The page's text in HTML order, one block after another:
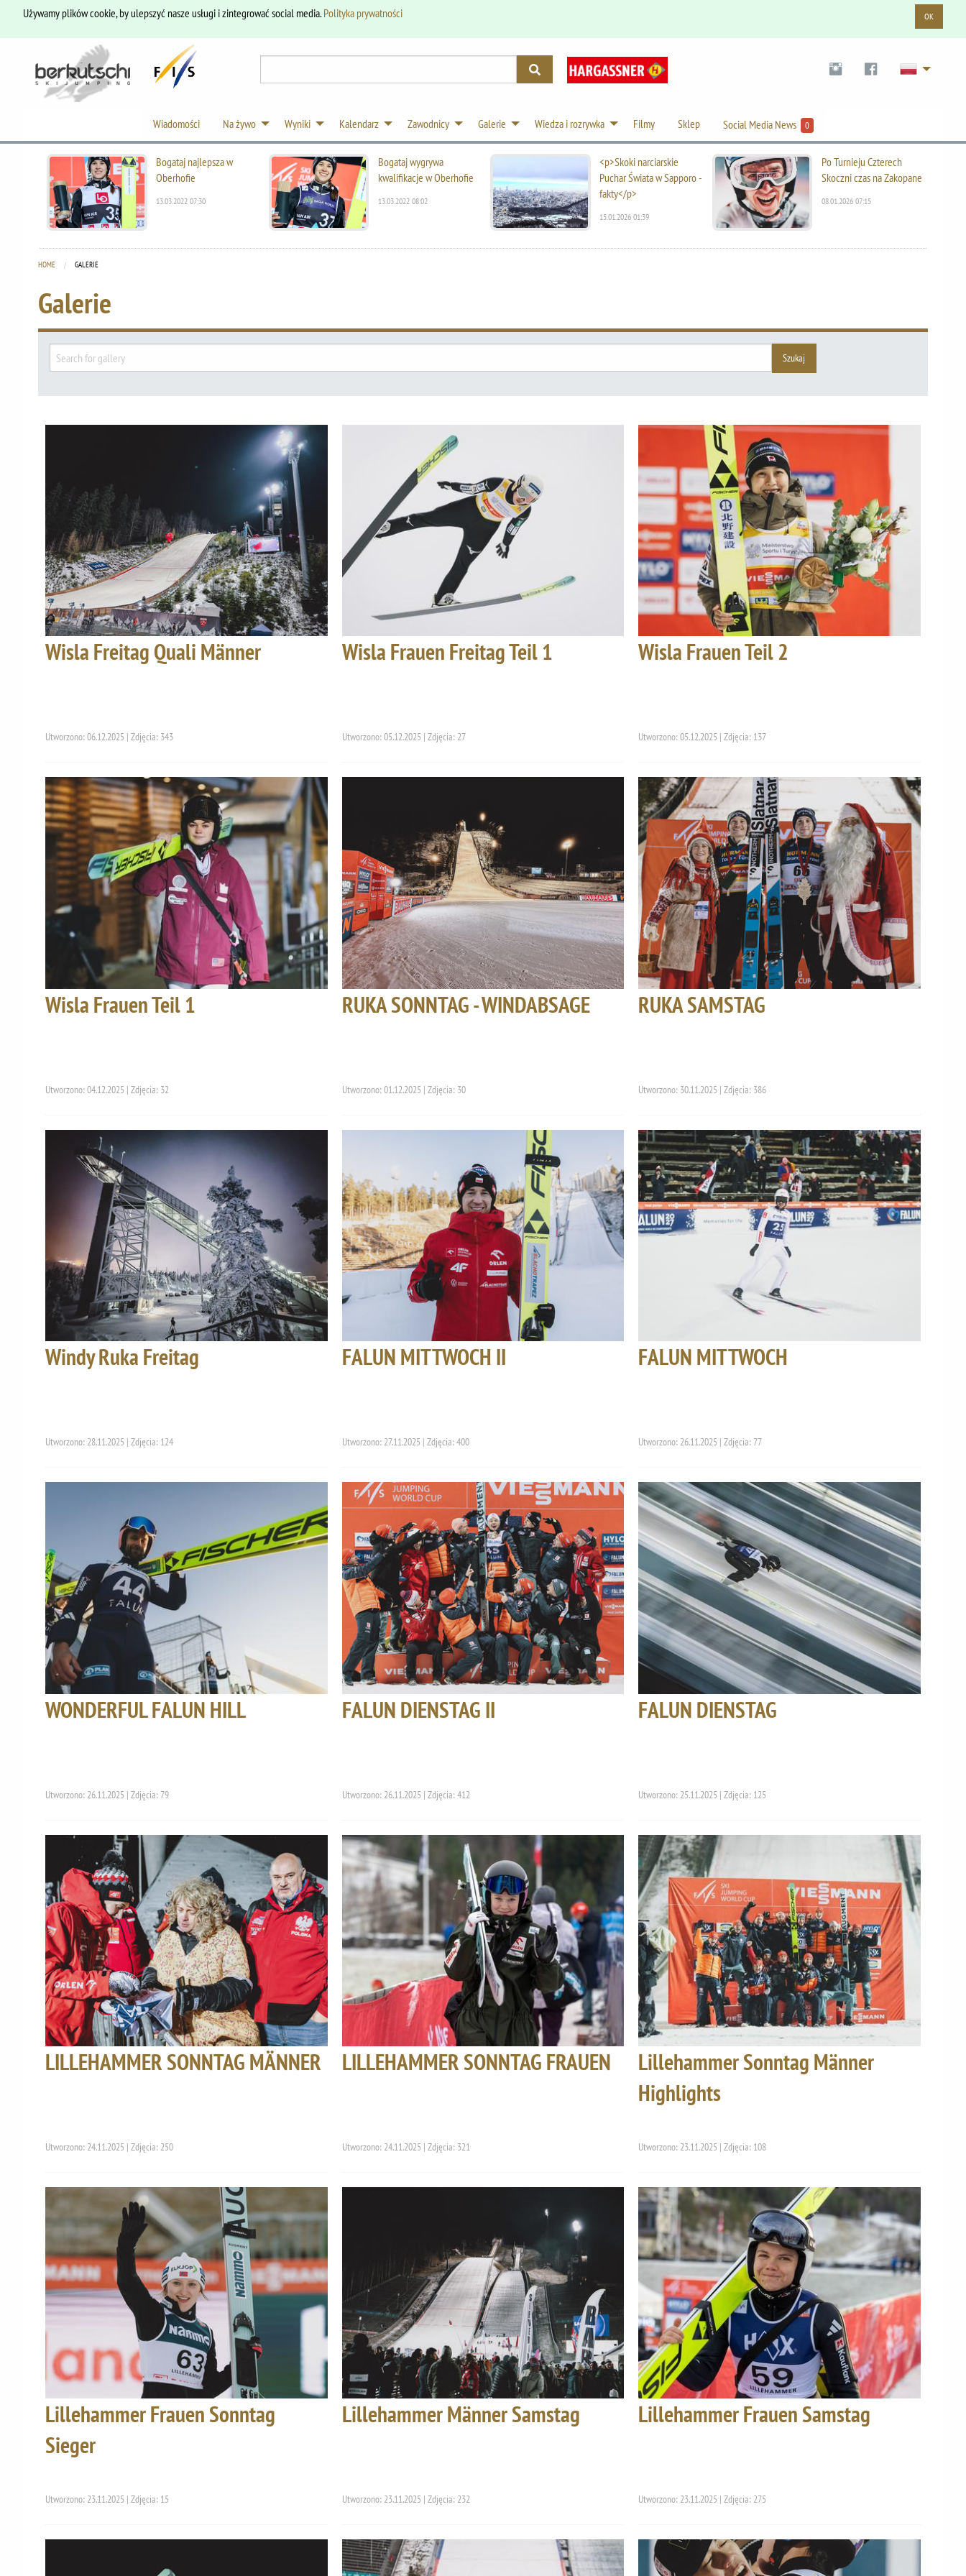
Używamy plików cookie, by ulepszyć nasze usługi i zintegrować social media.Polityka prywatności OK
Wiadomości Na żywo Wyniki Kalendarz Zawodnicy Galerie Wiedza i rozrywka Filmy Sklep Social Media News 0
Bogataj najlepsza w
Oberhofie
13.03.2022 07:30
Bogataj wygrywa
kwalifikacje w Oberhofie
13.03.2022 08:02
<p>Skoki narciarskie
Puchar Świata w Sapporo -
fakty</p>
15.01.2026 01:39
Po Turnieju Czterech
Skoczni czas na Zakopane
08.01.2026 07:15
HOME CURRENT:
GALERIE
Galerie
Wisla Freitag Quali Männer
Utworzono: 06.12.2025 | Zdjęcia: 343
Wisla Frauen Freitag Teil 1
Utworzono: 05.12.2025 | Zdjęcia: 27
Wisla Frauen Teil 2
Utworzono: 05.12.2025 | Zdjęcia: 137
Wisla Frauen Teil 1
Utworzono: 04.12.2025 | Zdjęcia: 32
RUKA SONNTAG - WINDABSAGE
Utworzono: 01.12.2025 | Zdjęcia: 30
RUKA SAMSTAG
Utworzono: 30.11.2025 | Zdjęcia: 386
Windy Ruka Freitag
Utworzono: 28.11.2025 | Zdjęcia: 124
FALUN MITTWOCH II
Utworzono: 27.11.2025 | Zdjęcia: 400
FALUN MITTWOCH
Utworzono: 26.11.2025 | Zdjęcia: 77
WONDERFUL FALUN HILL
Utworzono: 26.11.2025 | Zdjęcia: 79
FALUN DIENSTAG II
Utworzono: 26.11.2025 | Zdjęcia: 412
FALUN DIENSTAG
Utworzono: 25.11.2025 | Zdjęcia: 125
LILLEHAMMER SONNTAG MÄNNER
Utworzono: 24.11.2025 | Zdjęcia: 250
LILLEHAMMER SONNTAG FRAUEN
Utworzono: 24.11.2025 | Zdjęcia: 321
Lillehammer Sonntag Männer
Highlights
Utworzono: 23.11.2025 | Zdjęcia: 108
Lillehammer Frauen Sonntag
Sieger
Utworzono: 23.11.2025 | Zdjęcia: 15
Lillehammer Männer Samstag
Utworzono: 23.11.2025 | Zdjęcia: 232
Lillehammer Frauen Samstag
Utworzono: 23.11.2025 | Zdjęcia: 275